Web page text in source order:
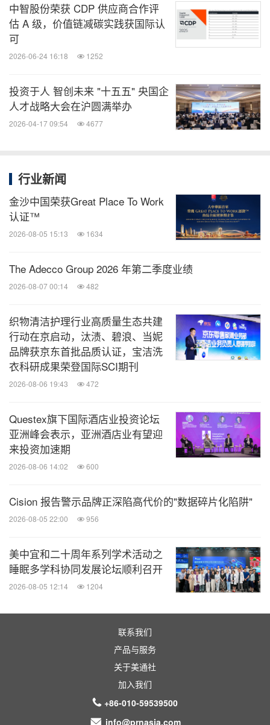
力资源全产业链服务能力，可为国资委、地方政府、
央国企、500强和上市公司提供"咨询+技术+服务"一
站式解决方案。
作为世界薪酬协会的长期合作伙伴，公司拥有20年数
据服务经验，现已建成覆盖全国300多座城市、10余
个大行业、120多个细分行业，包含超过10万家样本
关于香港人力资源管理学会
香港人力资源管理学会是香港目前最具规模的人力资
源管理专业团体，现有会员近5,000名，其中近500家
为公司会员。学会于1977年成立，致力于提高香港人
力资源管理的专业标准，并提升人力资源管理专业的
业，定期举办多项专业活动，包括周年会议、主题研
讨会、奖项评选及不同层级的专业证书课程。此外，
学会还提供多项会员服务、人力资源调研和网上会
刊。学会为亚洲太平洋人力资源管理协会成员。
消息来源：中智股份
要的企业与机构新闻，由全球领先的企业新
闻专线美通社（PR Newswire）为您呈现。
关键词：劳动力与人力资源
中智股份荣获 CDP 供应商合作评
估 A 级，价值链减碳实践获国际认
可
2026-06-24 16:18 1252
投资于人 智创未来 "十五五" 央国企
人才战略大会在沪圆满举办
2026-04-17 09:54 4677
行业新闻
金沙中国荣获Great Place To Work
认证™
2026-08-05 15:13 1634
The Adecco Group 2026 年第二季度业绩
2026-08-07 00:14 482
织物清洁护理行业高质量生态共建
行动在京启动，汰渍、碧浪、当妮
品牌获京东首批品质认证，宝洁洗
衣科研成果荣登国际SCI期刊
2026-08-06 19:43 472
Questex旗下国际酒店业投资论坛
亚洲峰会表示，亚洲酒店业有望迎
来投资加速期
2026-08-06 14:02 600
Cision 报告警示品牌正深陷高代价的"数据碎片化陷阱"
2026-08-05 22:00 956
美中宜和二十周年系列学术活动之
睡眠多学科协同发展论坛顺利召开
2026-08-05 12:14 1204
联系我们
产品与服务
关于美通社
加入我们
+86-010-59539500
info@prnasia.com